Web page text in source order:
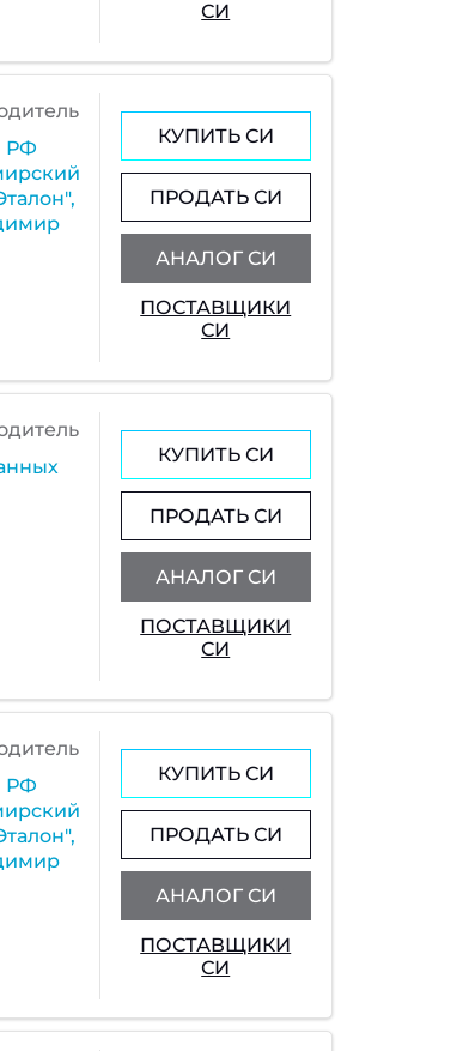
СИ
РФ
КУПИТЬ СИ
ПРОДАТЬ СИ
АНАЛОГ СИ
ПОСТАВЩИКИ
СИ
КУПИТЬ СИ
ПРОДАТЬ СИ
АНАЛОГ СИ
ПОСТАВЩИКИ
СИ
РФ
КУПИТЬ СИ
ПРОДАТЬ СИ
АНАЛОГ СИ
ПОСТАВЩИКИ
СИ